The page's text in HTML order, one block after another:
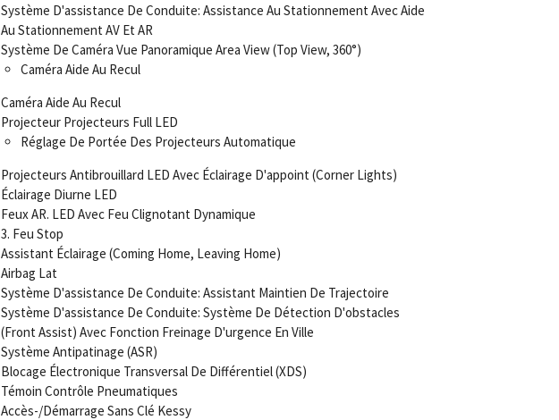
Système D'assistance De Conduite: Assistance Au Stationnement Avec Aide
Au Stationnement AV Et AR
Système De Caméra Vue Panoramique Area View (Top View, 360°)
Caméra Aide Au Recul
Caméra Aide Au Recul
Projecteur Projecteurs Full LED
Réglage De Portée Des Projecteurs Automatique
Projecteurs Antibrouillard LED Avec Éclairage D'appoint (Corner Lights)
Éclairage Diurne LED
Feux AR. LED Avec Feu Clignotant Dynamique
3. Feu Stop
Assistant Éclairage (Coming Home, Leaving Home)
Airbag Lat
Système D'assistance De Conduite: Assistant Maintien De Trajectoire
Système D'assistance De Conduite: Système De Détection D'obstacles
(Front Assist) Avec Fonction Freinage D'urgence En Ville
Système Antipatinage (ASR)
Blocage Électronique Transversal De Différentiel (XDS)
Témoin Contrôle Pneumatiques
Accès-/Démarrage Sans Clé Kessy